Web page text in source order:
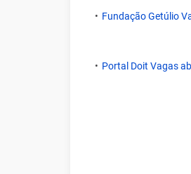
Fundação Getúlio
Portal Doit Vagas